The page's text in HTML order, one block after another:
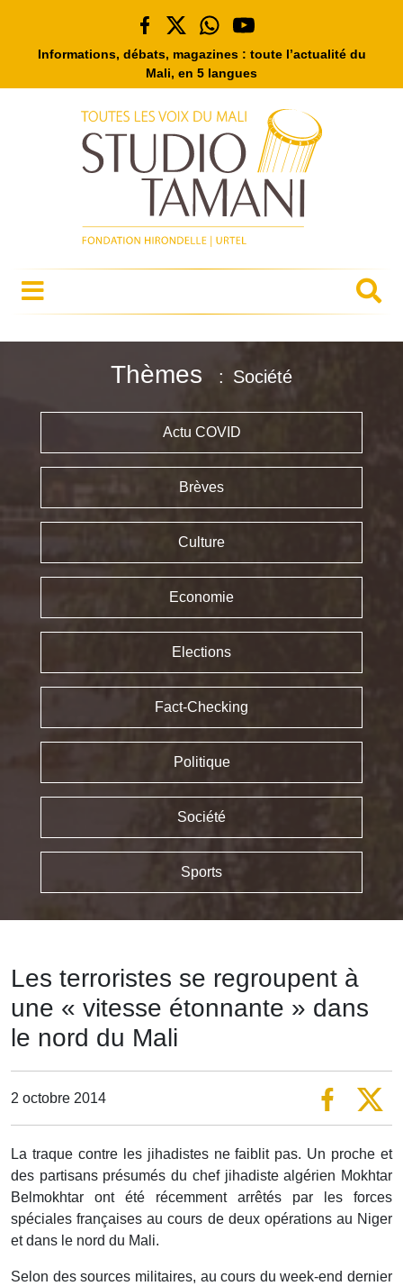
Informations, débats, magazines : toute l’actualité du
Mali, en 5 langues
Thèmes Société
Actu COVID
Brèves
Culture
Economie
Elections
Fact-Checking
Politique
Société
Sports
Les terroristes se regroupent à
une « vitesse étonnante » dans
le nord du Mali
2 octobre 2014
La traque contre les jihadistes ne faiblit pas. Un proche et
des partisans présumés du chef jihadiste algérien Mokhtar
Belmokhtar ont été récemment arrêtés par les forces
spéciales françaises au cours de deux opérations au Niger
et dans le nord du Mali.
Selon des sources militaires, au cours du week-end dernier